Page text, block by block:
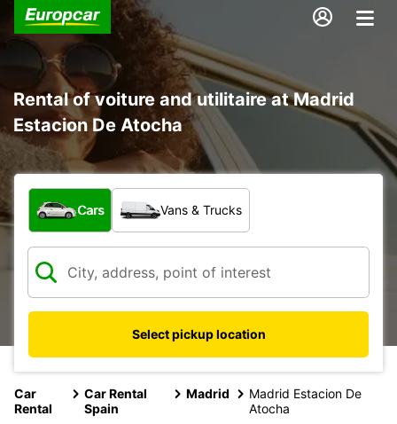
Rental of voiture and utilitaire at Madrid
Estacion De Atocha
What type of vehicle?
Cars Vans & Trucks
Select pickup location
Car
Rental
Car Rental
Spain
Madrid
Madrid Estacion De
Atocha